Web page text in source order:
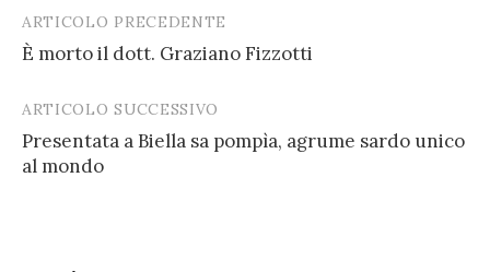
Post
navigation
ARTICOLO PRECEDENTE
È morto il dott. Graziano Fizzotti
ARTICOLO SUCCESSIVO
Presentata a Biella sa pompìa, agrume sardo unico
al mondo